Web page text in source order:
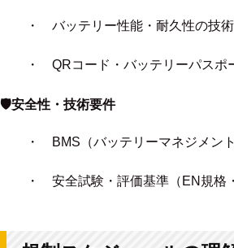
・ バッテリー性能・耐久性の技術
・ QRコード・バッテリーパスポ
🛡安全性・技術要件
・ BMS（バッテリーマネジメント
・ 安全試験・評価基準（EN規格・